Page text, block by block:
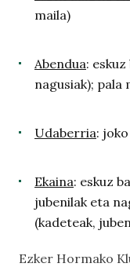
maila)
Abendua:
nagusiak); pala
Udaberria:
Ekaina: eskuz
jubenilak eta
(kadeteak,
Ezker Hormako